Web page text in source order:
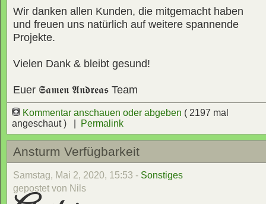
Wir danken allen Kunden, die mitgemacht haben
und freuen uns natürlich auf weitere spannende
Projekte.
Vielen Dank & bleibt gesund!
Euer 𝕾𝖆𝖒𝖊𝖓 𝕬𝖓𝖉𝖗𝖊𝖆𝖘 Team
Kommentar anschauen oder abgeben ( 2197 mal
angeschaut ) |
Permalink
Ansturm Verfügbarkeit
Samstag, Mai 2, 2020, 15:53 - Sonstiges
gepostet von Nils